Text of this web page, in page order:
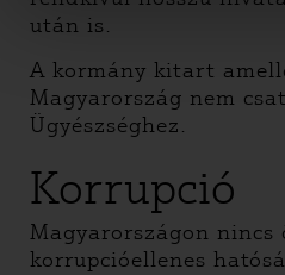
után is.
A kormány kitart
Magyarország nem
Ügyészséghez.
Korrupció
Magyarországon nincs
korrupcióellenes